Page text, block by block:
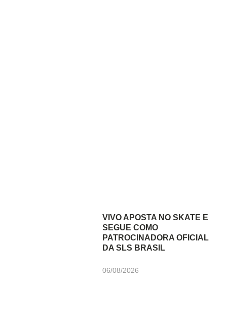
VIVO APOSTA NO SKATE E
SEGUE COMO
PATROCINADORA OFICIAL
DA SLS BRASIL
06/08/2026